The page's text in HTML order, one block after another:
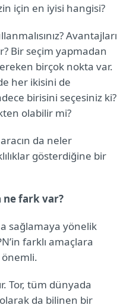
için en iyisi hangisi?
Avantajları
Bir seçim yapmadan
birçok nokta var.
her ikisini de
birisini seçesiniz ki?
olabilir mi?
da neler
gösterdiğine bir
ne fark var?
sağlamaya yönelik
farklı amaçlara
Tor, tüm dünyada
da bilinen bir